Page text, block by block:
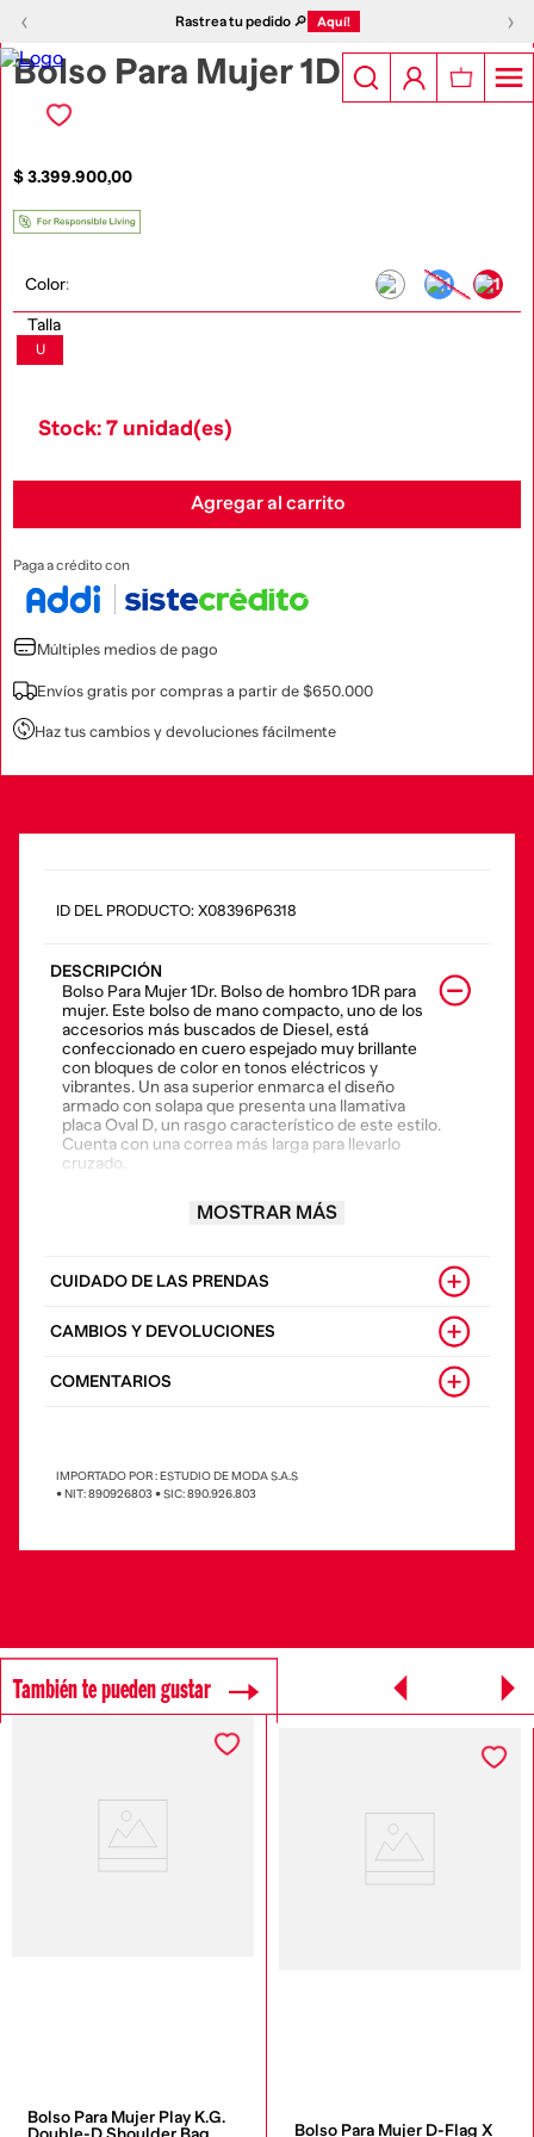
‹ Rastrea tu pedido 🔎 Aquí! ›
‹
Bolso Para Mujer 1Dr
$3.399.900,00
Color:
Talla
U
Stock: 7 unidad(es)
Agregar al carrito
Paga a crédito con
Múltiples medios de pago
Envíos gratis por compras a partir de $650.000
Haz tus cambios y devoluciones fácilmente
: X08396P6318
DESCRIPCIÓN
Bolso Para Mujer 1Dr. Bolso de hombro 1DR para
mujer. Este bolso de mano compacto, uno de los
accesorios más buscados de Diesel, está
confeccionado en cuero espejado muy brillante
con bloques de color en tonos eléctricos y
vibrantes. Un asa superior enmarca el diseño
armado con solapa que presenta una llamativa
placa Oval D, un rasgo característico de este estilo.
Cuenta con una correa más larga para llevarlo
cruzado.
• Composición: 100%Cuero Bovino
MOSTRAR MÁS
CUIDADO DE LAS PRENDAS
CAMBIOS Y DEVOLUCIONES
COMENTARIOS
IMPORTADO POR : ESTUDIO DE MODA S.A.S
• NIT: 890926803 • SIC: 890.926.803
También te pueden gustar
Bolso Para Mujer Play K.G.
Bolso Para Mujer D-Flag X